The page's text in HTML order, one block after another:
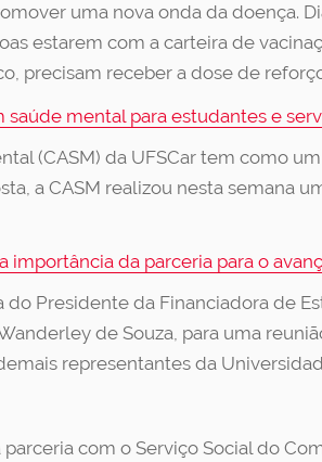
uma nova onda da doença.
estarem com a carteira de
precisam receber a dose de
mental para estudantes e
(CASM) da UFSCar tem como
a CASM realizou nesta semana
importância da parceria para o
do Presidente da Financiadora de
de Souza, para uma
representantes da
com o Serviço Social do